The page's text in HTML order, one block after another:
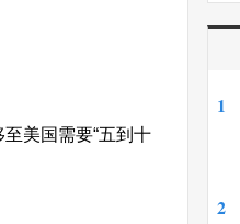
美国需要“五到十
1
2